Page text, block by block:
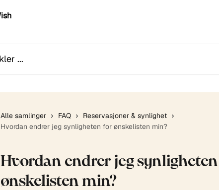
Alle samlinger FAQ
Reservasjoner & synlighet
Hvordan endrer jeg synligheten for ønskelisten min?
Hvordan endrer jeg
ønskelisten min?